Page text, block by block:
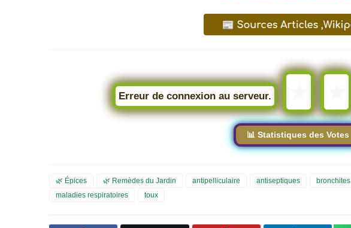
Erreur de connexion au serveur.
📊 Statistiques des Votes
🌿 Épices 🌿 Remèdes du Jardin antipelliculaire antiseptiques bronchites
maladies respiratoires
toux